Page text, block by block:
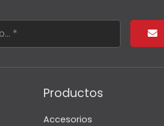
Productos
Accesorios